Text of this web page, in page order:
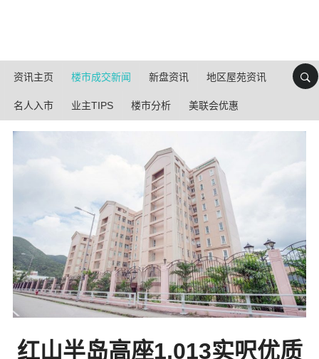
资讯主页 楼市成交新闻 新盘资讯 地区屋苑资讯
名人入市 业主TIPS 楼市分析 美联会优惠
红山半岛高座1,013实呎优质